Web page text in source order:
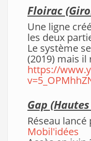
Floirac
Une ligne
les deux
Le système
(2019) mais il
https://
Gap
Réseau
Mobil'idées